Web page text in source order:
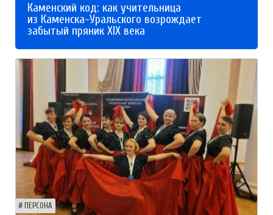
Каменский код: как учительница
из Каменска-Уральского возрождает
забытый пряник XIX века
ПЕРСОНА